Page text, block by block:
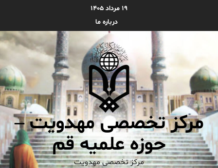
۱۹ مرداد ۱۴۰۵
درباره ما
مرکز تخصصی مهدویت –
حوزه علمیه قم
مرکز تخصصی مهدویت